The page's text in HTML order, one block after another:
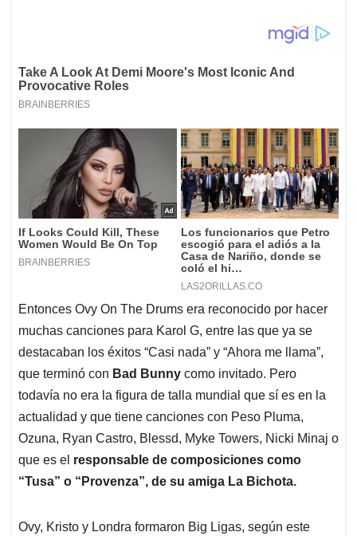
Entonces Ovy On The Drums era reconocido por hacer
muchas canciones para Karol G, entre las que ya se
destacaban los éxitos “Casi nada” y “Ahora me llama”,
que terminó con Bad Bunny como invitado. Pero
todavía no era la figura de talla mundial que sí es en la
actualidad y que tiene canciones con Peso Pluma,
Ozuna, Ryan Castro, Blessd, Myke Towers, Nicki Minaj o
que es el responsable de composiciones como
“Tusa” o “Provenza”, de su amiga La Bichota.
Ovy, Kristo y Londra formaron Big Ligas, según este